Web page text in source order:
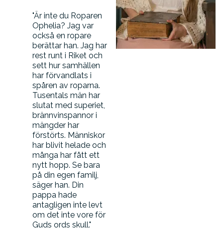
Är inte du Roparen
Ophelia? Jag var
också en ropare
berättar han. Jag har
rest runt i Riket och
sett hur samhällen
har förvandlats i
spåren av roparna.
Tusentals män har
slutat med superiet,
brännvinspannor i
mängder har
förstörts. Människor
har blivit helade och
många har fått ett
nytt hopp. Se bara
på din egen familj,
säger han. Din
pappa hade
antagligen inte levt
om det inte vore för
Guds ords skull.